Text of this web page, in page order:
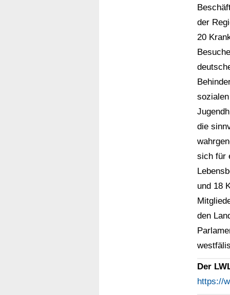
der
20
die
sich für
und 18
den
Der
https://